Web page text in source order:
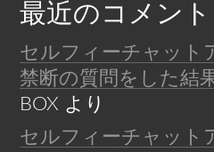
最近のコメント
セルフィーチャット
禁断の質問をした結
BOX より
セルフィーチャット